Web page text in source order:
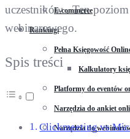
E-commerce
Rankingi
Pełna Księgowość
Kalkulatory
Platformy do eventów
Narzędzia do ankiet
Narzędzia do
uczestników . Ten
webinarowego.
Spis treści
Clickmeeting vs